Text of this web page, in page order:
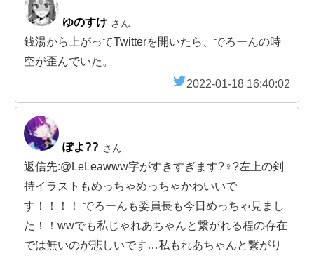
ゆのすけ さん
銭湯から上がってTwitterを開いたら、でろーんの時
空が歪んでいた。
2022-01-18 16:40:02
ぽよ?? さん
返信先:@LeLeawww字がすきすぎます?‍♀️?左上の剣
持イラストもめっちゃめっちゃかわいいで
す！！！！ でろーんも委員長も今日めっちゃ見まし
た！！wwでも私じゃれあちゃんと繋がれる程の存在
では無いのが悲しいです…私もれあちゃんと繋がり